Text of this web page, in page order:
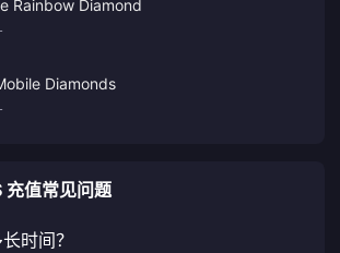
Rainbow Diamond
Diamonds
充值常见问题
时间？